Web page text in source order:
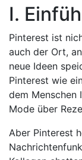
I.
Pinterest ist
auch der Ort,
neue Ideen
Pinterest wie
dem Menschen
Mode über
Aber Pinterest